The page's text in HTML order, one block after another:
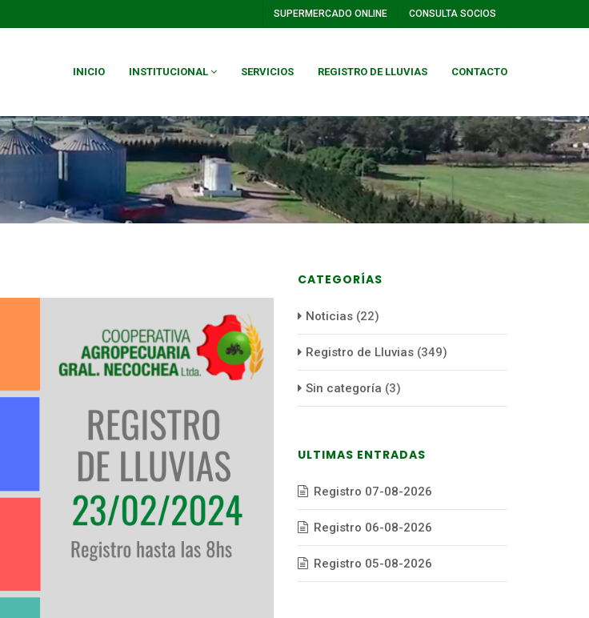
SUPERMERCADO ONLINE CONSULTA SOCIOS
INICIO INSTITUCIONAL SERVICIOS REGISTRO DE LLUVIAS CONTACTO
CATEGORÍAS
Noticias(22)
Registro de Lluvias(349)
Sin categoría (3)
ULTIMAS ENTRADAS
Registro 07-08-2026
Registro 06-08-2026
Registro 05-08-2026